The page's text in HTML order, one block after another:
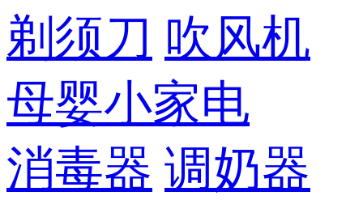
剃须刀 吹风机
母婴小家电
消毒器 调奶器